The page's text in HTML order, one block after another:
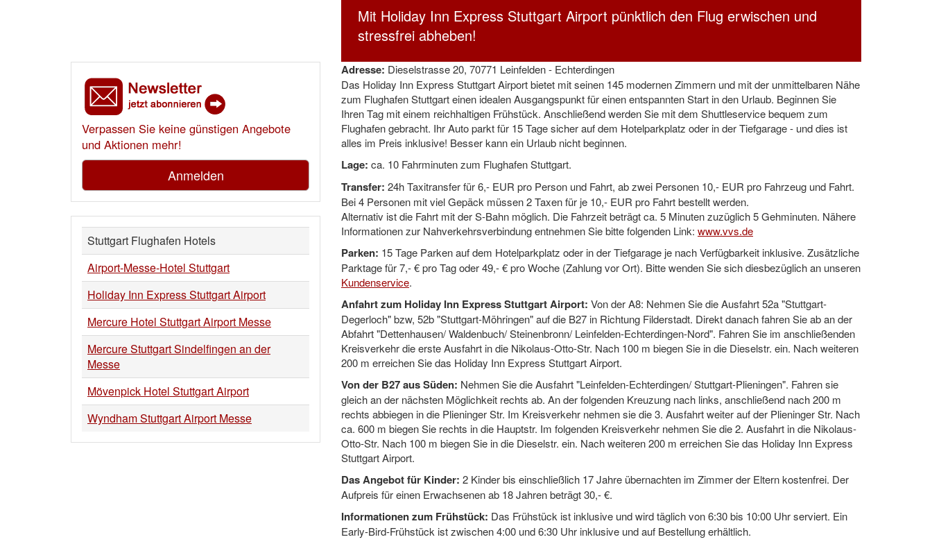
Mit Holiday Inn Express Stuttgart Airport pünktlich den Flug erwischen und
stressfrei abheben!
Verpassen Sie keine günstigen Angebote
und Aktionen mehr!
Anmelden
Stuttgart Flughafen Hotels
Airport-Messe-Hotel Stuttgart
Holiday Inn Express Stuttgart Airport
Mercure Hotel Stuttgart Airport Messe
Mercure Stuttgart Sindelfingen an der
Messe
Mövenpick Hotel Stuttgart Airport
Wyndham Stuttgart Airport Messe
Adresse: Dieselstrasse 20, 70771 Leinfelden - Echterdingen
Das Holiday Inn Express Stuttgart Airport bietet mit seinen 145 modernen Zimmern und mit der unmittelbaren Nähe
zum Flughafen Stuttgart einen idealen Ausgangspunkt für einen entspannten Start in den Urlaub. Beginnen Sie
Ihren Tag mit einem reichhaltigen Frühstück. Anschließend werden Sie mit dem Shuttleservice bequem zum
Flughafen gebracht. Ihr Auto parkt für 15 Tage sicher auf dem Hotelparkplatz oder in der Tiefgarage - und dies ist
alles im Preis inklusive! Besser kann ein Urlaub nicht beginnen.
Lage: ca. 10 Fahrminuten zum Flughafen Stuttgart.
Transfer: 24h Taxitransfer für 6,- EUR pro Person und Fahrt, ab zwei Personen 10,- EUR pro Fahrzeug und Fahrt.
Bei 4 Personen mit viel Gepäck müssen 2 Taxen für je 10,- EUR pro Fahrt bestellt werden.
Alternativ ist die Fahrt mit der S-Bahn möglich. Die Fahrzeit beträgt ca. 5 Minuten zuzüglich 5 Gehminuten. Nähere
Informationen zur Nahverkehrsverbindung entnehmen Sie bitte folgenden Link: www.vvs.de
Parken: 15 Tage Parken auf dem Hotelparkplatz oder in der Tiefgarage je nach Verfügbarkeit inklusive. Zusätzliche
Parktage für 7,- € pro Tag oder 49,- € pro Woche (Zahlung vor Ort). Bitte wenden Sie sich diesbezüglich an unseren
Kundenservice.
Anfahrt zum Holiday Inn Express Stuttgart Airport: Von der A8: Nehmen Sie die Ausfahrt 52a "Stuttgart-
Degerloch" bzw, 52b "Stuttgart-Möhringen" auf die B27 in Richtung Filderstadt. Direkt danach fahren Sie ab an der
Abfahrt "Dettenhausen/ Waldenbuch/ Steinenbronn/ Leinfelden-Echterdingen-Nord". Fahren Sie im anschließenden
Kreisverkehr die erste Ausfahrt in die Nikolaus-Otto-Str. Nach 100 m biegen Sie in die Dieselstr. ein. Nach weiteren
200 m erreichen Sie das Holiday Inn Express Stuttgart Airport.
Von der B27 aus Süden: Nehmen Sie die Ausfahrt "Leinfelden-Echterdingen/ Stuttgart-Plieningen". Fahren sie
gleich an der nächsten Möglichkeit rechts ab. An der folgenden Kreuzung nach links, anschließend nach 200 m
rechts abbiegen in die Plieninger Str. Im Kreisverkehr nehmen sie die 3. Ausfahrt weiter auf der Plieninger Str. Nach
ca. 600 m biegen Sie rechts in die Hauptstr. Im folgenden Kreisverkehr nehmen Sie die 2. Ausfahrt in die Nikolaus-
Otto-Str. Nach 100 m biegen Sie in die Dieselstr. ein. Nach weiteren 200 m erreichen Sie das Holiday Inn Express
Stuttgart Airport.
Das Angebot für Kinder: 2 Kinder bis einschließlich 17 Jahre übernachten im Zimmer der Eltern kostenfrei. Der
Aufpreis für einen Erwachsenen ab 18 Jahren beträgt 30,- €.
Informationen zum Frühstück: Das Frühstück ist inklusive und wird täglich von 6:30 bis 10:00 Uhr serviert. Ein
Early-Bird-Frühstück ist zwischen 4:00 und 6:30 Uhr inklusive und auf Bestellung erhältlich.